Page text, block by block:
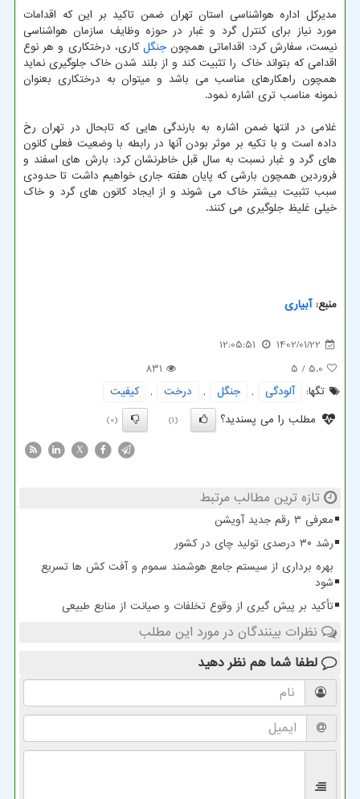
مدیرکل اداره هواشناسی استان تهران ضمن تاکید بر این که اقدامات
مورد نیاز برای کنترل گرد و غبار در حوزه وظایف سازمان هواشناسی
نیست، سفارش کرد: اقداماتی همچون جنگل کاری، درختکاری و هر نوع
اقدامی که بتواند خاک را تثبیت کند و از بلند شدن خاک جلوگیری نماید
همچون راهکارهای مناسب می باشد و میتوان به درختکاری بعنوان
نمونه مناسب تری اشاره نمود.
غلامی در انتها ضمن اشاره به بارندگی هایی که تابحال در تهران رخ
داده است و با تکیه بر موثر بودن آنها در رابطه با وضعیت فعلی کانون
های گرد و غبار نسبت به سال قبل خاطرنشان کرد: بارش های اسفند و
فروردین همچون بارشی که پایان هفته جاری خواهیم داشت تا حدودی
سبب تثبیت بیشتر خاک می شوند و از ایجاد کانون های گرد و خاک
خیلی غلیظ جلوگیری می کنند.
منبع:آبیاری
1402/01/22
12:05:51
5.0
/ 5
831
تگها:
آلودگی , جنگل , درخت ,
كیفیت
مطلب را می پسندید؟
(1)
(0)
X
تازه ترین مطالب مرتبط
معرفی ۳ رقم جدید آویشن
رشد ۳۰ درصدی تولید چای در کشور
بهره برداری از سیستم جامع هوشمند سموم و آفت کش ها تسریع
شود
تأکید بر پیش گیری از وقوع تخلفات و صیانت از منابع طبیعی
نظرات بینندگان در مورد این مطلب
لطفا شما هم نظر دهید